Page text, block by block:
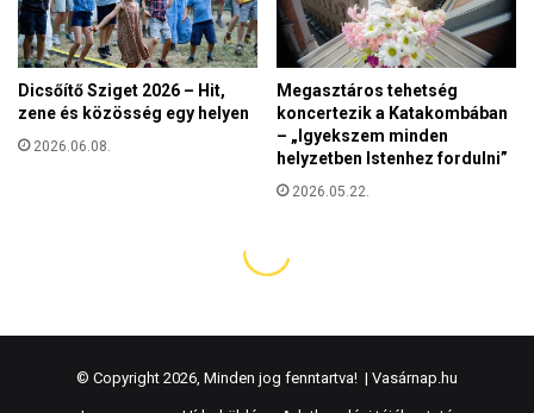
© Copyright 2026, Minden jog fenntartva! | Vasárnap.hu